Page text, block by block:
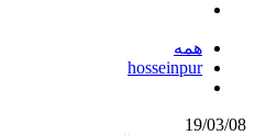
همه
hosseinpur
19/03/08